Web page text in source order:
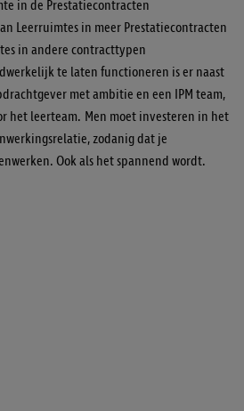
in de Prestatiecontracten
Leerruimtes in meer Prestatiecontracten
in andere contracttypen
te laten functioneren is er naast
met ambitie en een IPM team,
het leerteam. Men moet investeren in het
zodanig dat je
Ook als het spannend wordt.